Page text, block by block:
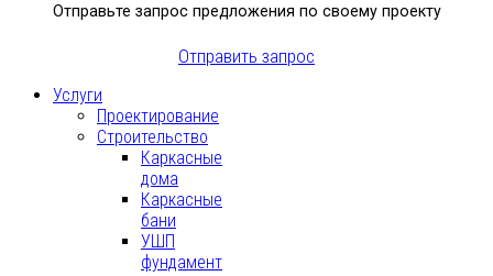
Отправьте запрос предложения по своему проекту
Отправить запрос
Услуги
Проектирование
Строительство
Каркасные
дома
Каркасные
бани
УШП
фундамент